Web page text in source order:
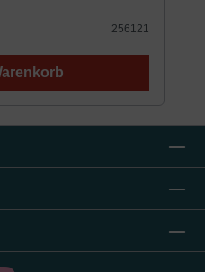
der Medizinmänner.
von seinen
Gottes gute
256121